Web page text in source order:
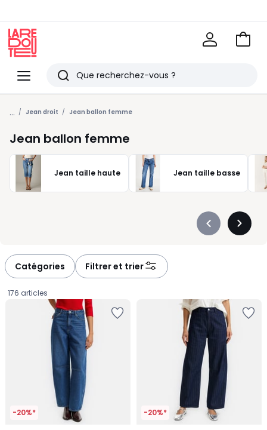
Menu
Redoute
Rechercher
Derniers
articles
vus
Voir
... Jean droit Jean ballon femme
Jean ballon femme
Jean taille haute Jean taille basse
Précédent
Catégories Filtrer et trier
176 articles
-20%* -20%*